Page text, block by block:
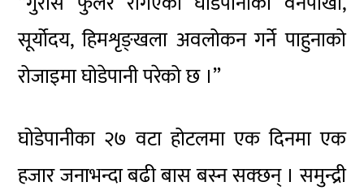
सूर्योदय, हिमशृङ्खला अवलोकन गर्ने पाहुनाको
रोजाइमा घोडेपानी परेको छ ।”
घोडेपानीका २७ वटा होटलमा एक दिनमा एक
हजार जनाभन्दा बढी बास बस्न सक्छन् । समुन्द्री